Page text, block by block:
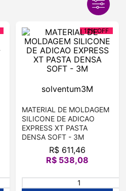
12% OFF
solventum3M
MATERIAL DE MOLDAGEM
SILICONE DE ADICAO
EXPRESS XT PASTA
DENSA SOFT - 3M
R$ 611,46
R$ 538,08